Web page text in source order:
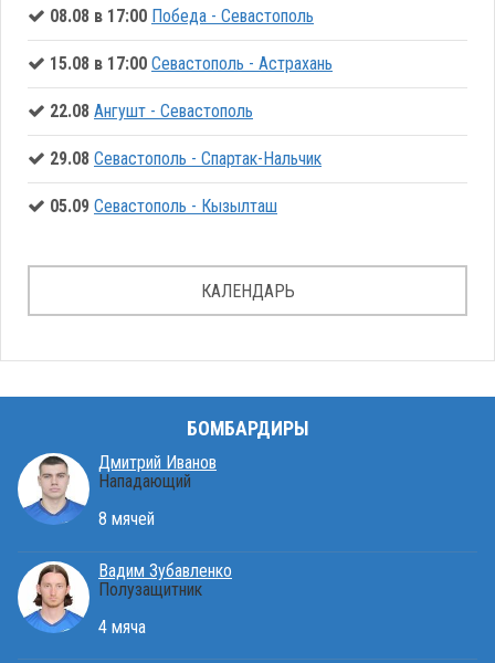
08.08 в 17:00 Победа - Севастополь
15.08 в 17:00 Севастополь - Астрахань
22.08 Ангушт - Севастополь
29.08 Севастополь - Спартак-Нальчик
05.09 Севастополь - Кызылташ
КАЛЕНДАРЬ
БОМБАРДИРЫ
Дмитрий Иванов
Нападающий
8 мячей
Вадим Зубавленко
Полузащитник
4 мяча